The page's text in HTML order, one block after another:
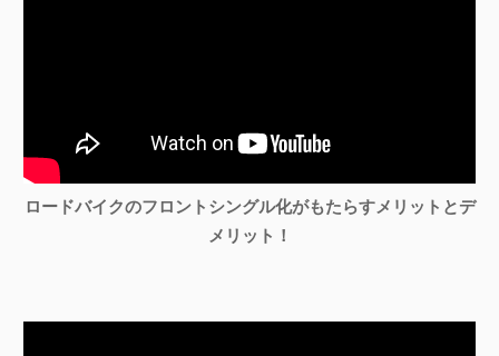
ロードバイクのフロントシングル化がもたらすメリットとデ
メリット！